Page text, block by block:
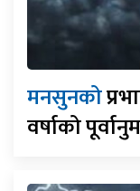
मनसुनको
वर्षाको